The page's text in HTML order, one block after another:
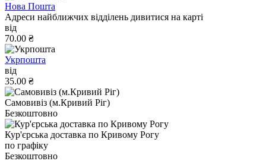
Нова Пошта
Адреси найближчих відділень дивитися на карті
від
70.00 ₴
Укрпошта
від
35.00 ₴
Самовивіз (м.Кривий Ріг)
Безкоштовно
Кур'єрська доставка по Кривому Рогу
по графіку
Безкоштовно